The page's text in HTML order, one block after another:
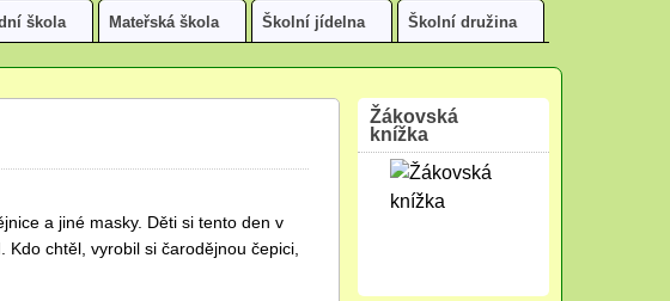
škola Mateřská škola Školní jídelna Školní družina
a jiné masky. Děti si tento den v
chtěl, vyrobil si čarodějnou čepici,
Žákovská
knížka